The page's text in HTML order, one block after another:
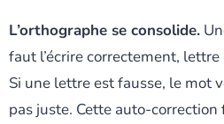
L’orthographe se consolide.
faut l’écrire correctement,
Si une lettre est fausse, le mot
pas juste. Cette auto-